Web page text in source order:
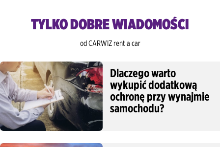
Szczecin Centrum
Toruń Centrum
Warszawa Lotnisko Chopina
Warszawa Centrum / Dworzec Kolejowy
Warszawa Modlin Lotnisko
Wrocław Lotnisko
TYLKO DOBRE WIADOMOŚCI
od CARWIZ rent a car
Dlaczego warto
wykupić dodatkową
ochronę przy wynajmie
samochodu?